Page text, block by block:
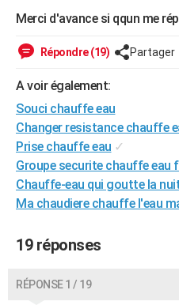
Merci d'avance si qqun me
Répondre (19) Partager
A voir également:
Souci chauffe eau
Changer resistance chauffe
Prise chauffe eau ✓
Groupe securite chauffe eau
Chauffe-eau qui goutte la
Ma chaudiere chauffe l'eau
19 réponses
RÉPONSE 1 / 19